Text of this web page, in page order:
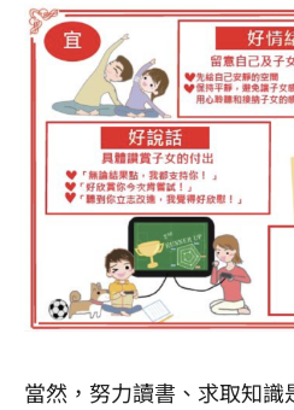
當然，努力讀書、求取知